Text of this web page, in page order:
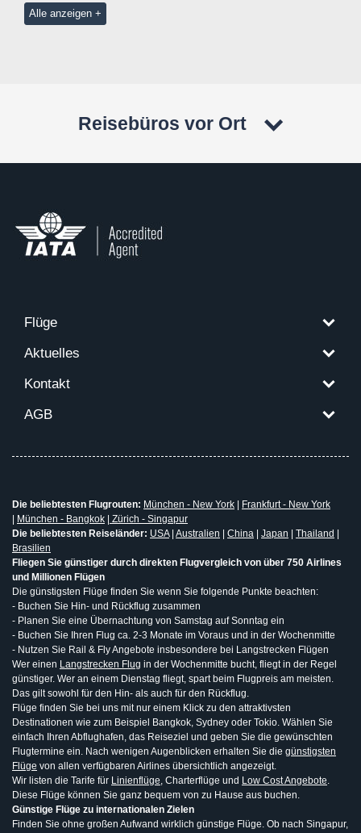
Alle anzeigen
Reisebüros vor Ort
Flüge
Aktuelles
Kontakt
AGB
Die beliebtesten Flugrouten: München - New York
Frankfurt - New York
München - Bangkok
Zürich - Singapur
Die beliebtesten Reiseländer: USA| Australien China Japan Thailand
Brasilien
Fliegen Sie günstiger durch direkten Flugvergleich von über 750 Airlines
und Millionen Flügen
Die günstigsten Flüge finden Sie wenn Sie folgende Punkte beachten:
- Buchen Sie Hin- und Rückflug zusammen
- Planen Sie eine Übernachtung von Samstag auf Sonntag ein
- Buchen Sie Ihren Flug ca. 2-3 Monate im Voraus und in der Wochenmitte
- Nutzen Sie Rail & Fly Angebote insbesondere bei Langstrecken Flügen
Wer einen Langstrecken Flug in der Wochenmitte bucht, fliegt in der Regel
günstiger. Wer an einem Dienstag fliegt, spart beim Flugpreis am meisten.
Das gilt sowohl für den Hin- als auch für den Rückflug.
Flüge finden Sie bei uns mit nur einem Klick zu den attraktivsten
Destinationen wie zum Beispiel Bangkok, Sydney oder Tokio. Wählen Sie
einfach Ihren Abflughafen, das Reiseziel und geben Sie die gewünschten
Flugtermine ein. Nach wenigen Augenblicken erhalten Sie die günstigsten
Flüge von allen verfügbaren Airlines übersichtlich angezeigt.
Wir listen die Tarife für Linienflüge, Charterflüge und Low Cost Angebote.
Diese Flüge können Sie ganz bequem von zu Hause aus buchen.
Günstige Flüge zu internationalen Zielen
Finden Sie ohne großen Aufwand wirklich günstige Flüge. Ob nach Singapur,